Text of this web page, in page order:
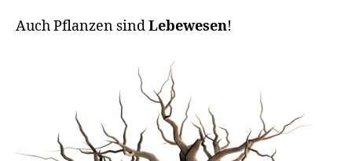
Auch Pflanzen sindLebewesen!